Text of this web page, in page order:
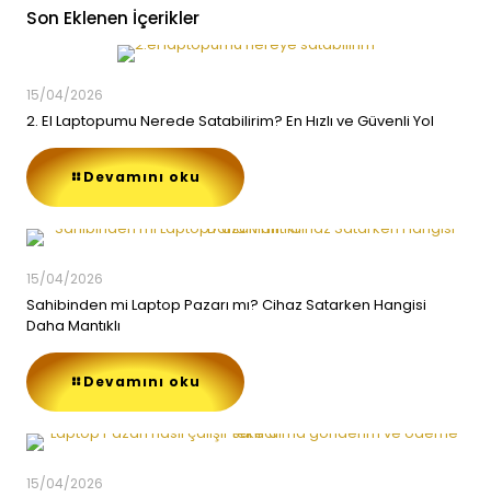
Son Eklenen İçerikler
15/04/2026
2. El Laptopumu Nerede Satabilirim? En Hızlı ve Güvenli Yol
Devamını oku
15/04/2026
Sahibinden mi Laptop Pazarı mı? Cihaz Satarken Hangisi
Daha Mantıklı
Devamını oku
15/04/2026